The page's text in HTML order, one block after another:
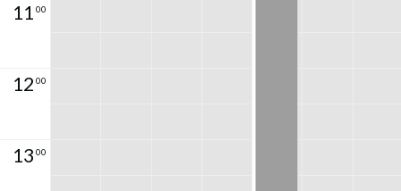
11 00
12 00
13 00